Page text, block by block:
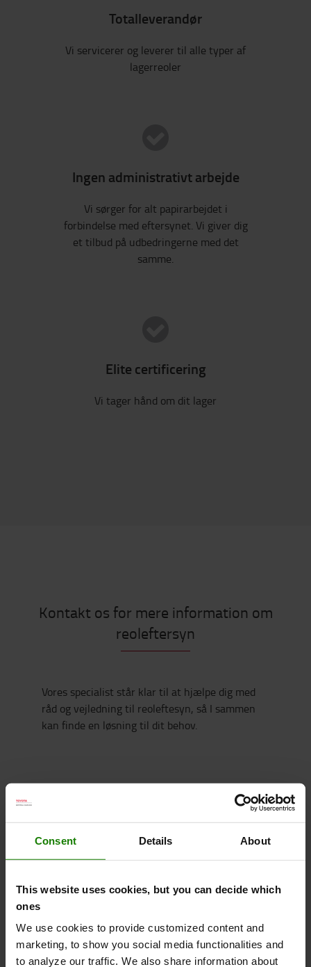
Consent Details About
This website uses cookies, but you can decide which
ones
We use cookies to provide customized content and
marketing, to show you social media functionalities and
to analyze our traffic. We also share information about
Totalleverandør
Vi servicerer og leverer til alle typer af
lagerreoler
Ingen administrativt arbejde
Vi sørger for alt papirarbejdet i
forbindelse med eftersynet. Vi giver dig
et tilbud på udbedringerne med det
samme.
Elite certificering
Vi tager hånd om dit lager
Kontakt os for mere information om
reoleftersyn
Vores specialist står klar til at hjælpe dig med
råd og vejledning til reoleftesyn, så I sammen
kan finde en løsning til dit behov.
Kontakt vores specialister